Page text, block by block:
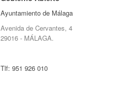
Ayuntamiento de Málaga
Avenida de Cervantes, 4
29016 - MÁLAGA.
Tlf: 951 926 010